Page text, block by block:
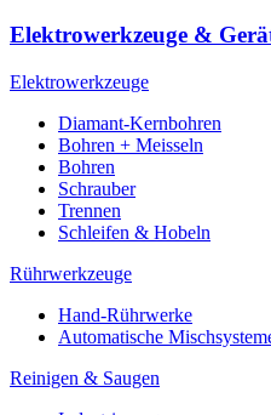
Elektrowerkzeuge &
Elektrowerkzeuge
Diamant-Kernbohren
Bohren + Meisseln
Bohren
Schrauber
Trennen
Schleifen & Hobeln
Rührwerkzeuge
Hand-Rührwerke
Automatische
Reinigen & Saugen